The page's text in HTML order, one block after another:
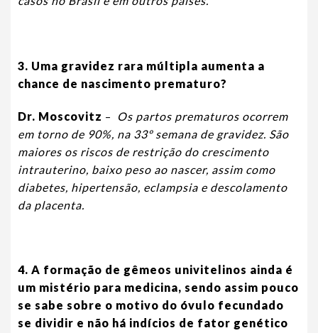
3. Uma gravidez rara múltipla aumenta a
chance de nascimento prematuro?
Dr. Moscovitz –
Os partos prematuros ocorrem
em torno de 90%, na 33º semana de gravidez. São
maiores os riscos de restrição do crescimento
intrauterino, baixo peso ao nascer, assim como
diabetes, hipertensão, eclampsia e descolamento
da placenta.
4. A formação de gêmeos univitelinos ainda é
um mistério para medicina, sendo assim pouco
se sabe sobre o motivo do óvulo fecundado
se dividir e não há indícios de fator genético